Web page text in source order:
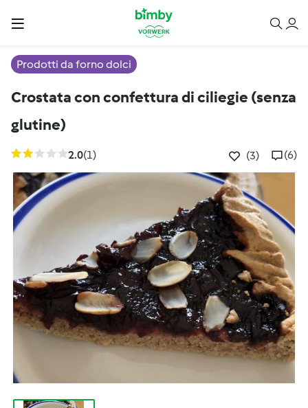
Prodotti da forno dolci
Crostata con confettura di ciliegie (senza
glutine)
2.0(1) (3) (6)